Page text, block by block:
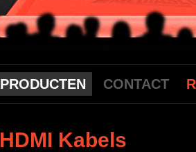
PRODUCTEN CONTACT
HDMI Kabels